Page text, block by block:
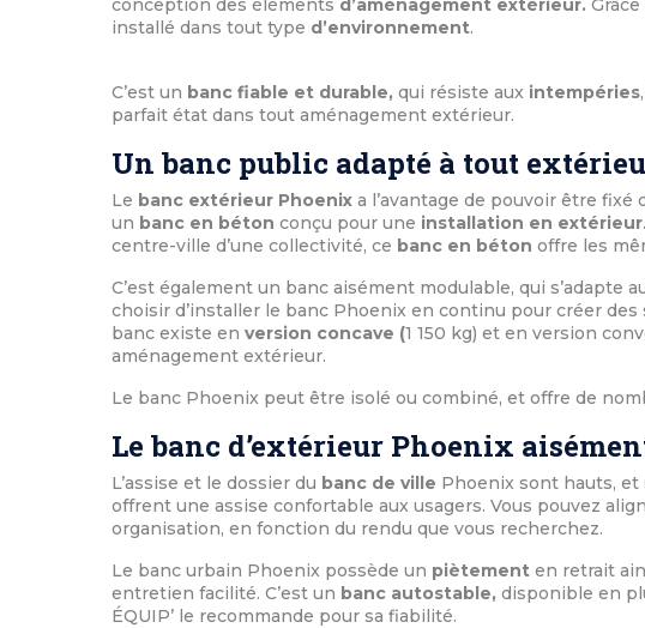
installé dans tout type d’environnement.
C’est un banc fiable et durable, qui résiste aux intempéries
parfait état dans tout aménagement extérieur.
Un banc public adapté à tout
Le banc extérieur Phoenix a l’avantage de pouvoir être fixé
un banc en béton conçu pour une installation en extérieur
centre-ville d’une collectivité, ce banc en béton offre les
C’est également un banc aisément modulable, qui s’adapte
choisir d’installer le banc Phoenix en continu pour créer
banc existe en version concave (1 150 kg) et en version
aménagement extérieur.
Le banc Phoenix peut être isolé ou combiné, et offre de
Le banc d’extérieur Phoenix
L’assise et le dossier du banc de ville Phoenix sont hauts,
offrent une assise confortable aux usagers. Vous pouvez
organisation, en fonction du rendu que vous recherchez.
Le banc urbain Phoenix possède un piètement en retrait
entretien facilité. C’est un banc autostable, disponible en
ÉQUIP’ le recommande pour sa fiabilité.